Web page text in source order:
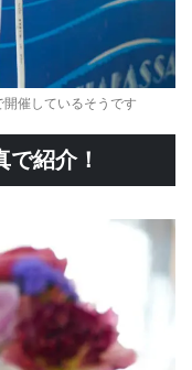
催しているそうです
紹介！